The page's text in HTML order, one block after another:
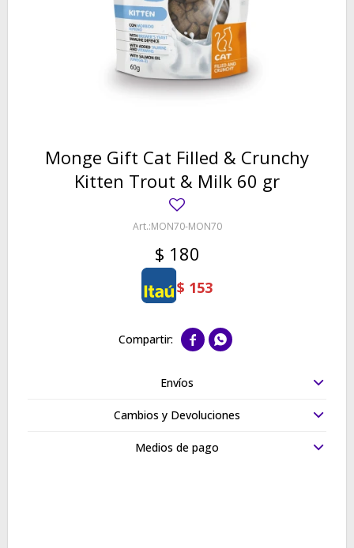
Monge Gift Cat Filled & Crunchy
Kitten Trout & Milk 60 gr
MON70-MON70
$ 180
$ 153
 
Envíos
Cambios y Devoluciones
Medios de pago